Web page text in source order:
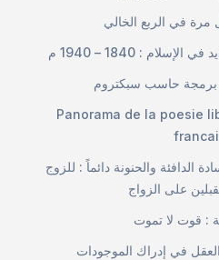
مرة في الربع الخالي
الإسلام : 1840 – 1940 م
Panorama de la poesie
الدافئة والحنونة دائماً : للزوج
على الزواج
: قوت لا تموت
في إدراك الموجودات